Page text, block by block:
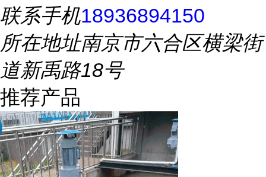
联系手机18936894150
所在地址南京市六合区横梁街
道新禹路18号
推荐产品